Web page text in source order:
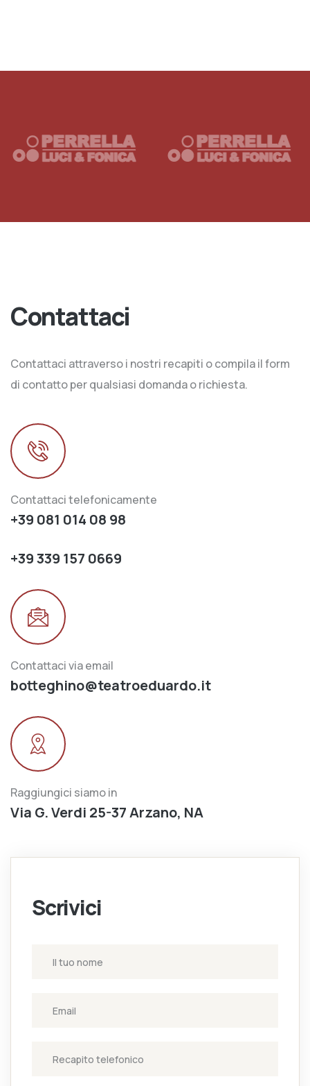
Contattaci
Contattaci attraverso i nostri recapiti o compila il form
di contatto per qualsiasi domanda o richiesta.
Contattaci telefonicamente
+39 081 014 08 98
+39 339 157 0669
Contattaci via email
botteghino@teatroeduardo.it
Raggiungici siamo in
Via G. Verdi 25-37 Arzano, NA
Scrivici